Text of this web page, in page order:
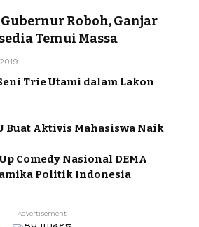
Roboh, Ganjar
Temui Massa
Trie Utami dalam Lakon
Buat Aktivis Mahasiswa Naik
Comedy Nasional DEMA
Politik Indonesia
- Advertisement -